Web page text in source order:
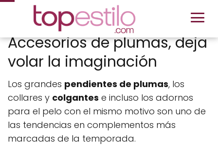
Accesorios de plumas, deja
volar la imaginación
Los grandes pendientes de plumas, los
collares y colgantes e incluso los adornos
para el pelo con el mismo motivo son uno de
las tendencias en complementos más
marcadas de la temporada.